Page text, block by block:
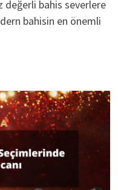
değerli bahis severlere
bahisin en önemli